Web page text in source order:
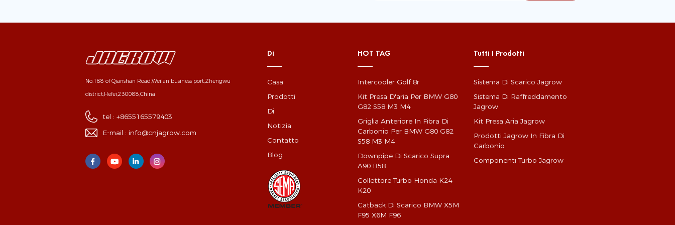
No.188 of Qianshan Road,Weilan business port,Zhengwu
district,Hefei,230088,China
tel :+8655165579403
E-mail :info@cnjagrow.com
Di
Casa
Prodotti
Di
Notizia
Contatto
Blog
HOT TAG
Intercooler Golf 8r
Kit Presa D'aria Per BMW G80
G82 S58 M3 M4
Griglia Anteriore In Fibra Di
Carbonio Per BMW G80 G82
S58 M3 M4
Downpipe Di Scarico Supra
A90 B58
Collettore Turbo Honda K24
K20
Catback Di Scarico BMW X5M
F95 X6M F96
Tutti I Prodotti
Sistema Di Scarico Jagrow
Sistema Di Raffreddamento
Jagrow
Kit Presa Aria Jagrow
Prodotti Jagrow In Fibra Di
Carbonio
Componenti Turbo Jagrow